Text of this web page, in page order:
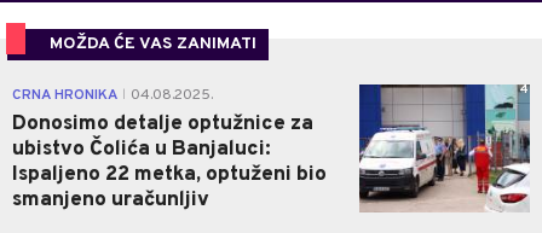
MOŽDA ĆE VAS ZANIMATI
CRNA HRONIKA 04.08.2025.
Donosimo detalje optužnice za
ubistvo Čolića u Banjaluci:
Ispaljeno 22 metka, optuženi bio
smanjeno uračunljiv
4